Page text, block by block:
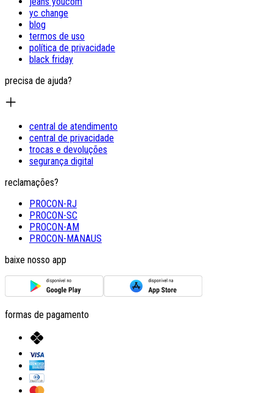
yc change
blog
termos de uso
política de privacidade
black friday
precisa de ajuda?
central de atendimento
central de privacidade
trocas e devoluções
segurança digital
reclamações?
PROCON-RJ
PROCON-SC
PROCON-AM
PROCON-MANAUS
baixe nosso app
formas de pagamento